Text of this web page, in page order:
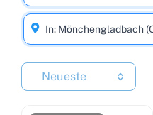
Neueste